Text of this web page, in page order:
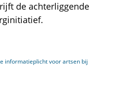
de achterliggende
informatieplicht voor artsen bij